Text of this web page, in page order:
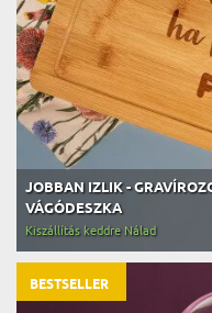
JOBBAN IZLIK -
VÁGÓDESZKA
Kiszállítás keddre Nálad
BESTSELLER